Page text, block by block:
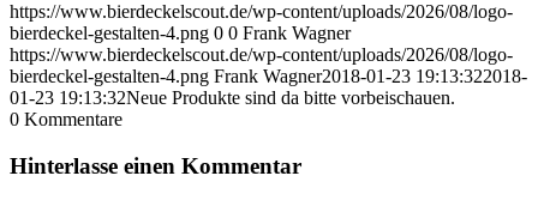
https://www.bierdeckelscout.de/wp-content/uploads/2026/08/logo-
bierdeckel-gestalten-4.png 0 0 Frank Wagner
https://www.bierdeckelscout.de/wp-content/uploads/2026/08/logo-
bierdeckel-gestalten-4.png Frank Wagner2018-01-23 19:13:322018-
01-23 19:13:32Neue Produkte sind da bitte vorbeischauen.
0 Kommentare
Hinterlasse einen Kommentar